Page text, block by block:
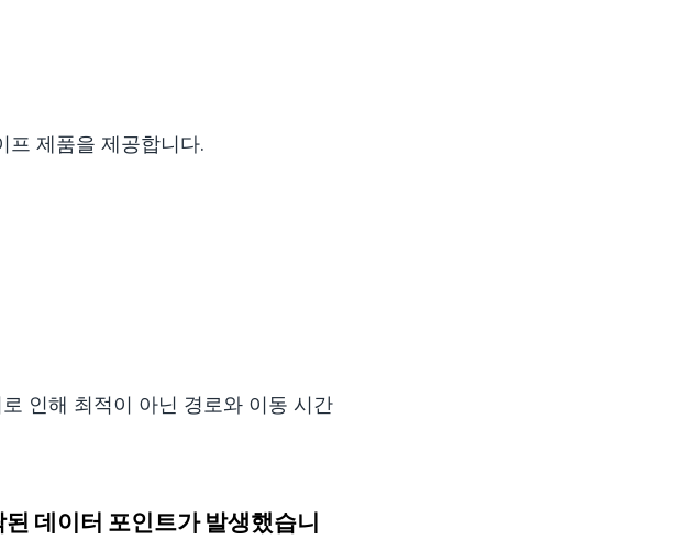
제품을 제공합니다.
인해 최적이 아닌 경로와 이동 시간
데이터 포인트가 발생했습니